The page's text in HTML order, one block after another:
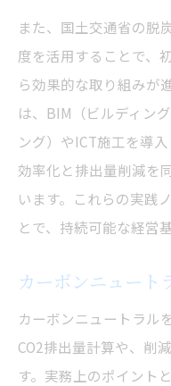
また、国土交通省の脱
度を活用することで、
ら効果的な取り組みが
は、BIM（ビルディン
ング）やICT施工を導
効率化と排出量削減を
います。これらの実践
とで、持続可能な経営
カーボンニュート
カーボンニュートラル
CO2排出量計算や、削
す。実務上のポイント